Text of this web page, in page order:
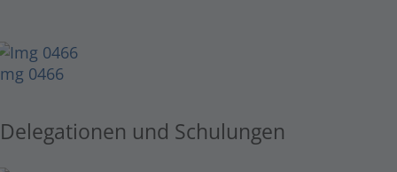
0466
Delegationen und Schulungen